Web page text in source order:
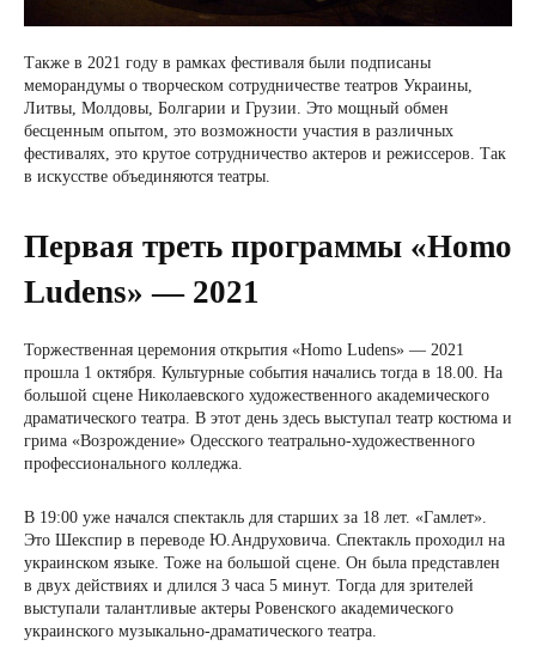
Также в 2021 году в рамках фестиваля были подписаны
меморандумы о творческом сотрудничестве театров Украины,
Литвы, Молдовы, Болгарии и Грузии. Это мощный обмен
бесценным опытом, это возможности участия в различных
фестивалях, это крутое сотрудничество актеров и режиссеров. Так
в искусстве объединяются театры.
Первая треть программы «Homo
Ludens» — 2021
Торжественная церемония открытия «Homo Ludens» — 2021
прошла 1 октября. Культурные события начались тогда в 18.00. На
большой сцене Николаевского художественного академического
драматического театра. В этот день здесь выступал театр костюма и
грима «Возрождение» Одесского театрально-художественного
профессионального колледжа.
В 19:00 уже начался спектакль для старших за 18 лет. «Гамлет».
Это Шекспир в переводе Ю.Андруховича. Спектакль проходил на
украинском языке. Тоже на большой сцене. Он была представлен
в двух действиях и длился 3 часа 5 минут. Тогда для зрителей
выступали талантливые актеры Ровенского академического
украинского музыкально-драматического театра.